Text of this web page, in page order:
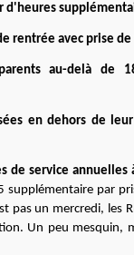
d'heures
rentrée avec prise
au-delà de
en dehors de
de service
supplémentaire par
pas un mercredi, les
Un peu mesquin,